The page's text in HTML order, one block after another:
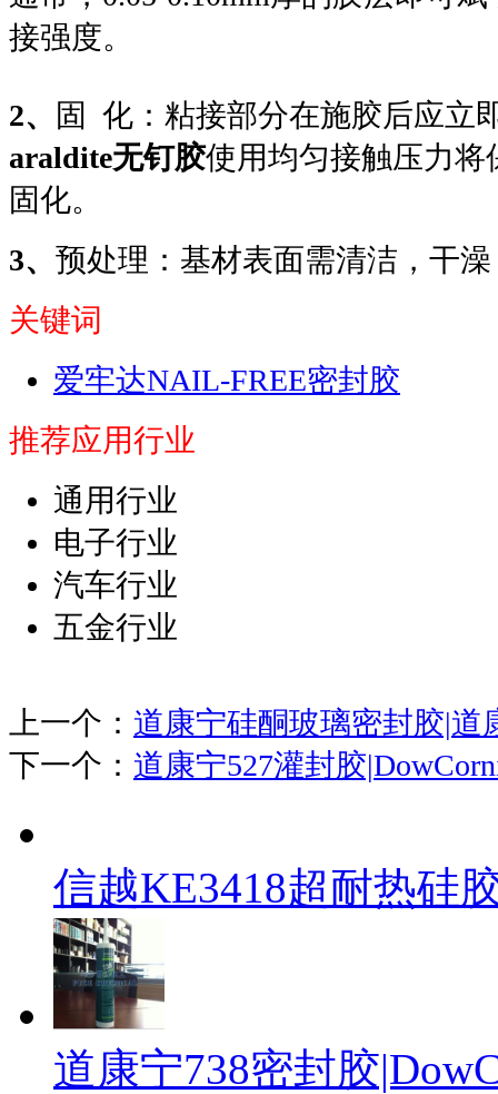
接强度。
2、
固 化：粘接部分在施胶后应立
araldite无钉胶使用均匀接触压力
固化。
3、 预处理：基材表面需清洁，干
关键词
爱牢达NAIL-FREE密封胶
推荐应用行业
通用行业
电子行业
汽车行业
五金行业
上一个： 道康宁硅酮玻璃密封胶|道
下一个： 道康宁527灌封胶
信越KE3418超耐热硅
道康宁738密封胶